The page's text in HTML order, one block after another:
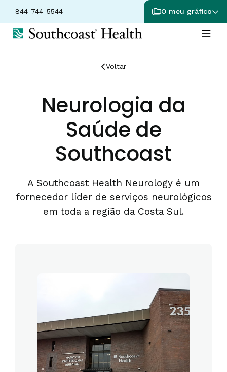
844-744-5544 O meu gráfico
Voltar
Neurologia da
Saúde de
Southcoast
A Southcoast Health Neurology é um
fornecedor líder de serviços neurológicos
em toda a região da Costa Sul.